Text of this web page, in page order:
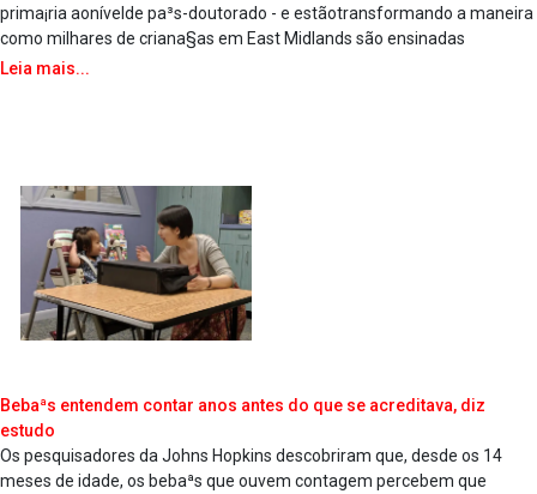
prima¡ria aonívelde pa³s-doutorado - e estãotransformando a maneira
como milhares de criana§as em East Midlands são ensinadas
Leia mais...
Bebaªs entendem contar anos antes do que se acreditava, diz
estudo
Os pesquisadores da Johns Hopkins descobriram que, desde os 14
meses de idade, os bebaªs que ouvem contagem percebem que